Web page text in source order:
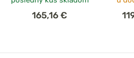
165,16 €